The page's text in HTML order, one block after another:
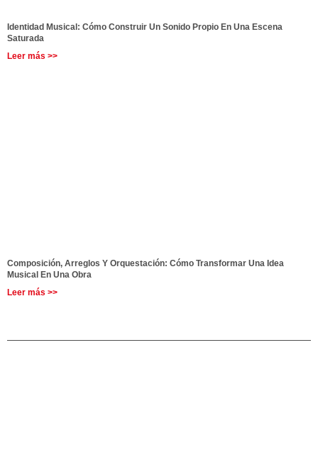
Identidad Musical: Cómo Construir Un Sonido Propio En Una Escena
Saturada
Leer más >>
Composición, Arreglos Y Orquestación: Cómo Transformar Una Idea
Musical En Una Obra
Leer más >>